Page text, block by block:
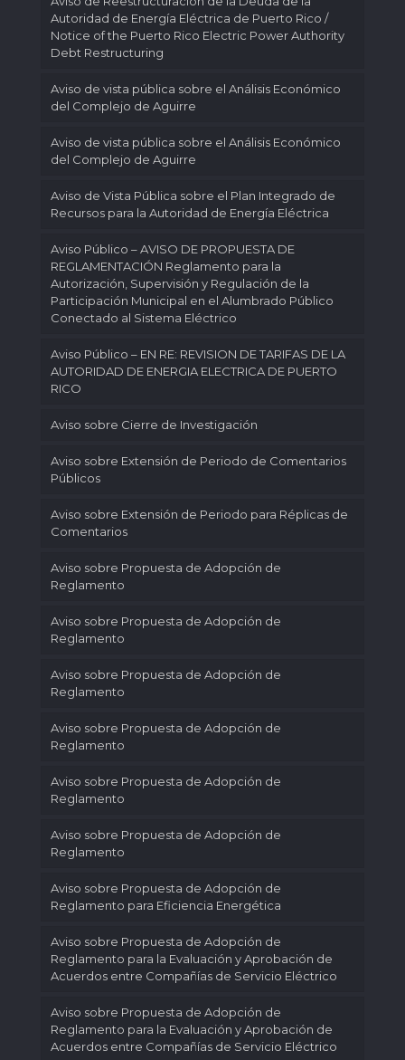
Autoridad de Energía Eléctrica de Puerto Rico /
Notice of the Puerto Rico Electric Power Authority
Debt Restructuring
Aviso de vista pública sobre el Análisis Económico
del Complejo de Aguirre
Aviso de vista pública sobre el Análisis Económico
del Complejo de Aguirre
Aviso de Vista Pública sobre el Plan Integrado de
Recursos para la Autoridad de Energía Eléctrica
Aviso Público – AVISO DE PROPUESTA DE
REGLAMENTACIÓN Reglamento para la
Autorización, Supervisión y Regulación de la
Participación Municipal en el Alumbrado Público
Conectado al Sistema Eléctrico
Aviso Público – EN RE: REVISION DE TARIFAS DE LA
AUTORIDAD DE ENERGIA ELECTRICA DE PUERTO
RICO
Aviso sobre Cierre de Investigación
Aviso sobre Extensión de Periodo de Comentarios
Públicos
Aviso sobre Extensión de Periodo para Réplicas de
Comentarios
Aviso sobre Propuesta de Adopción de
Reglamento
Aviso sobre Propuesta de Adopción de
Reglamento
Aviso sobre Propuesta de Adopción de
Reglamento
Aviso sobre Propuesta de Adopción de
Reglamento
Aviso sobre Propuesta de Adopción de
Reglamento
Aviso sobre Propuesta de Adopción de
Reglamento
Aviso sobre Propuesta de Adopción de
Reglamento para Eficiencia Energética
Aviso sobre Propuesta de Adopción de
Reglamento para la Evaluación y Aprobación de
Acuerdos entre Compañías de Servicio Eléctrico
Aviso sobre Propuesta de Adopción de
Reglamento para la Evaluación y Aprobación de
Acuerdos entre Compañías de Servicio Eléctrico